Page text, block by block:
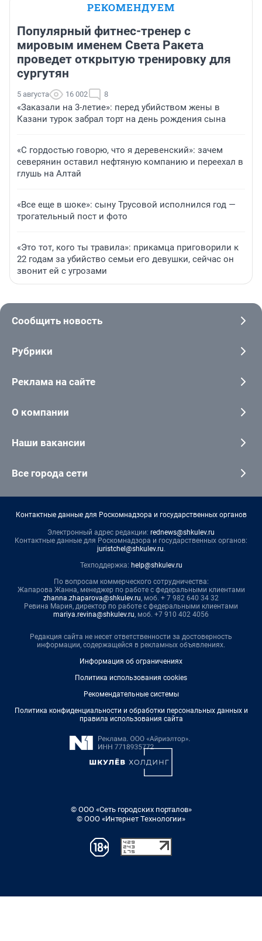
РЕКОМЕНДУЕМ
Популярный фитнес-тренер с
мировым именем Света Ракета
проведет открытую тренировку для
сургутян
5 августа 16 002 8
«Заказали на 3-летие»: перед убийством жены в
Казани турок забрал торт на день рождения сына
«С гордостью говорю, что я деревенский»: зачем
северянин оставил нефтяную компанию и переехал в
глушь на Алтай
«Все еще в шоке»: сыну Трусовой исполнился год —
трогательный пост и фото
«Это тот, кого ты травила»: прикамца приговорили к
22 годам за убийство семьи его девушки, сейчас он
звонит ей с угрозами
Сообщить новость
Рубрики
Реклама на сайте
О компании
Наши вакансии
Все города сети
Контактные данные для Роскомнадзора и государственных органов
Электронный адрес редакции: rednews@shkulev.ru
Контактные данные для Роскомнадзора и государственных органов:
juristchel@shkulev.ru.
Техподдержка: help@shkulev.ru
По вопросам коммерческого сотрудничества:
Жапарова Жанна, менеджер по работе с федеральными клиентами
zhanna.zhaparova@shkulev.ru, моб. + 7 982 640 34 32
Ревина Мария, директор по работе с федеральными клиентами
mariya.revina@shkulev.ru, моб. +7 910 402 4056
Редакция сайта не несет ответственности за достоверность
информации, содержащейся в рекламных объявлениях.
Информация об ограничениях
Политика использования cookies
Рекомендательные системы
Политика конфиденциальности и обработки персональных данных и
правила использования сайта
© ООО «Сеть городских порталов»
© ООО «Интернет Технологии»